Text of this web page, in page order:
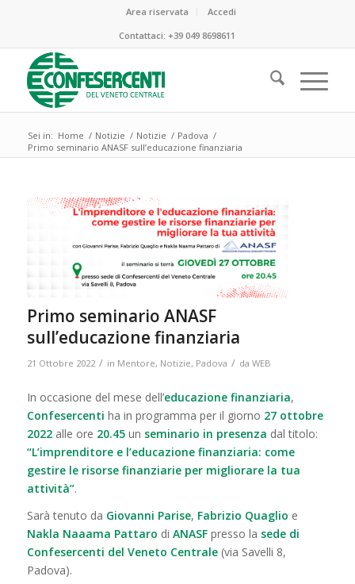
Area riservata
Accedi
Contattaci:+39 049 8698611
Sei in: Home / Notizie / Notizie / Padova /
Primo seminario ANASF sull’educazione finanziaria
Primo seminario ANASF
sull’educazione finanziaria
21 Ottobre 2022 / in Mentore, Notizie, Padova / da WEB
In occasione del mese dell’educazione finanziaria,
Confesercenti ha in programma per il giorno 27 ottobre
2022alle ore 20.45un seminario in presenza dal titolo:
“L’imprenditore e l’educazione finanziaria: come
gestire le risorse finanziarie per migliorare la tua
attività”.
Sarà tenuto da Giovanni Parise, Fabrizio Quaglio e
Nakla Naaama Pattaro di ANASFpresso la sede di
Confesercenti del Veneto Centrale(via Savelli 8,
Padova).